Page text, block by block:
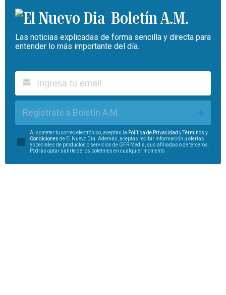
Boletín A.M.
Las noticias explicadas de forma sencilla y directa para
entender lo más importante del día.
Regístrate a Boletín A.M.
Al someter tu correo electrónico, aceptas la Política de Privacidad yTérminos y
Condiciones de El Nuevo Día. Además, aceptas recibir información u ofertas
especiales de productos o servicios de GFR Media, sus afiliadas o de terceros.
Podrás optar salirte de los boletines en cualquier momento.